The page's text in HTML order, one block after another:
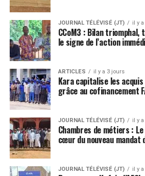
JOURNAL TÉLÉVISÉ (JT) il y
CCoM3 : Bilan
le signe de l’action
ARTICLES il y a 3 jours
Kara capitalise les
grâce au cofinancement
JOURNAL TÉLÉVISÉ (JT) il y
Chambres de métiers :
cœur du nouveau mandat
JOURNAL TÉLÉVISÉ (JT) il y